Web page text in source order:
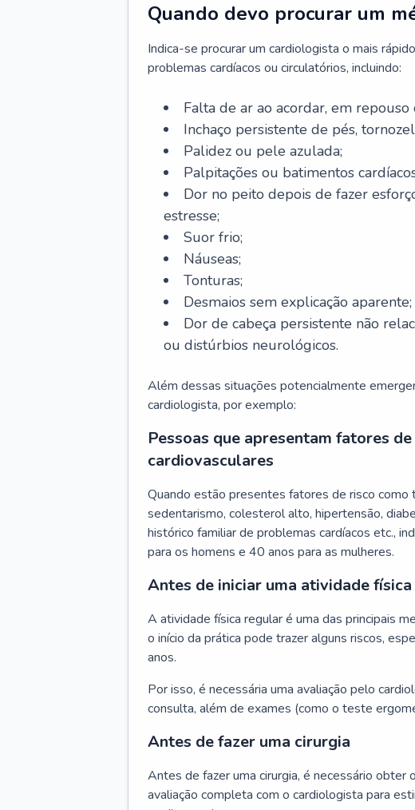
Quando devo procurar um
Indica-se procurar um cardiologista o mais
problemas cardíacos ou circulatórios, incluindo:
Falta de ar ao acordar, em
Inchaço persistente de pés,
Palidez ou pele azulada;
Palpitações ou batimentos
Dor no peito depois de fazer
estresse;
Suor frio;
Náuseas;
Tonturas;
Desmaios sem explicação aparente;
Dor de cabeça persistente não
ou distúrbios neurológicos.
Além dessas situações potencialmente
cardiologista, por exemplo:
Pessoas que apresentam fatores
cardiovasculares
Quando estão presentes fatores de risco como
sedentarismo, colesterol alto, hipertensão,
histórico familiar de problemas cardíacos etc.,
para os homens e 40 anos para as mulheres.
Antes de iniciar uma atividade física
A atividade física regular é uma das principais
o início da prática pode trazer alguns riscos,
anos.
Por isso, é necessária uma avaliação pelo
consulta, além de exames (como o teste
Antes de fazer uma cirurgia
Antes de fazer uma cirurgia, é necessário obter
avaliação completa com o cardiologista para